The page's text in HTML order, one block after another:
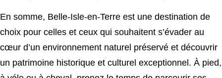
En somme, Belle-Isle-en-Terre est une destination de
choix pour celles et ceux qui souhaitent s’évader au
cœur d’un environnement naturel préservé et découvrir
un patrimoine historique et culturel exceptionnel. À pied,